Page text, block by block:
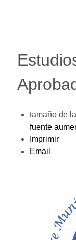
tamaño de
fuente
Imprimir
Email